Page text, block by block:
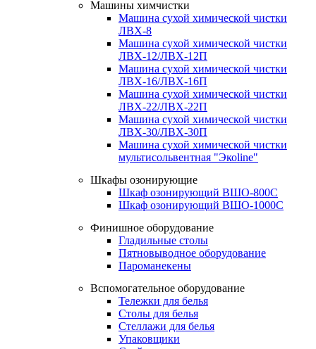
Машины химчистки
Машина сухой химической чистки
ЛВХ-8
Машина сухой химической чистки
ЛВХ-12/ЛВХ-12П
Машина сухой химической чистки
ЛВХ-16/ЛВХ-16П
Машина сухой химической чистки
ЛВХ-22/ЛВХ-22П
Машина сухой химической чистки
ЛВХ-30/ЛВХ-30П
Машина сухой химической чистки
мультисольвентная "Экоline"
Шкафы озонирующие
Шкаф озонирующий ВШО-800С
Шкаф озонирующий ВШО-1000С
Финишное оборудование
Гладильные столы
Пятновыводное оборудование
Пароманекены
Вспомогательное оборудование
Тележки для белья
Столы для белья
Стеллажи для белья
Упаковщики